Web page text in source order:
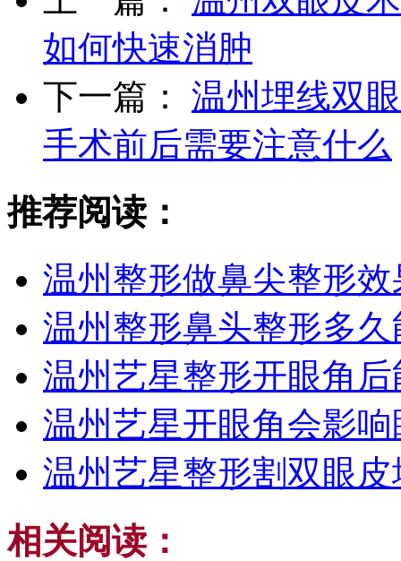
如何快速消肿
下一篇：
温州埋线双
手术前后需要注意什么
推荐阅读：
温州整形做鼻尖整形
温州整形鼻头整形多
温州艺星整形开眼角
温州艺星开眼角会影
温州艺星整形割双眼
相关阅读：